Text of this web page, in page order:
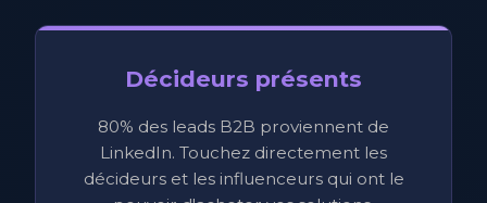
Décideurs présents
80% des leads B2B proviennent de
LinkedIn. Touchez directement les
décideurs et les influenceurs qui ont le